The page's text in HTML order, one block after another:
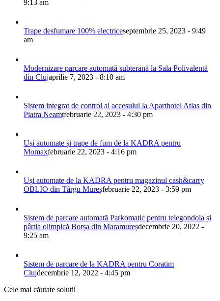
9:13 am
Trape desfumare 100% electriceseptembrie 25, 2023 - 9:49
am
Modernizare parcare automată subterană la Sala Polivalentă
din Clujaprilie 7, 2023 - 8:10 am
Sistem integrat de control al accesului la Aparthotel Atlas din
Piatra Neamțfebruarie 22, 2023 - 4:30 pm
Uși automate și trape de fum de la KADRA pentru
Momaxfebruarie 22, 2023 - 4:16 pm
Uși automate de la KADRA pentru magazinul cash&carry
OBLIO din Târgu Mureșfebruarie 22, 2023 - 3:59 pm
Sistem de parcare automată Parkomatic pentru telegondola și
pârtia olimpică Borșa din Maramureșdecembrie 20, 2022 -
9:25 am
Sistem de parcare de la KADRA pentru Coratim
Clujdecembrie 12, 2022 - 4:45 pm
Cele mai căutate soluții